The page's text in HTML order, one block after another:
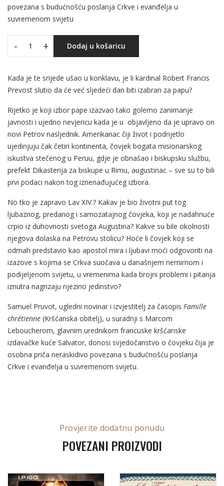
povezana s budućnošću poslanja Crkve i evanđelja u
suvremenom svijetu
- + Dodaj u košaricu
Kada je te srijede ušao u konklavu, je li kardinal Robert Francis
Prevost slutio da će već sljedeći dan biti izabran za papu?
Rijetko je koji izbor pape izazvao tako golemo zanimanje
javnosti i ujedno nevjericu kada je u objavljeno da je upravo on
novi Petrov nasljednik. Amerikanac čiji život i podrijetlo
ujedinjuju čak četiri kontinenta, čovjek bogata misionarskog
iskustva stečenog u Peruu, gdje je obnašao i biskupsku službu,
prefekt Dikasterija za biskupe u Rimu, augustinac – sve su to bili
prvi podaci nakon tog iznenađujućeg izbora.
No tko je zapravo Lav XIV.? Kakav je bio životni put tog
ljubaznog, predanog i samozatajnog čovjeka, koji je nadahnuće
crpio iz duhovnosti svetoga Augustina? Kakve su bile okolnosti
njegova dolaska na Petrovu stolicu? Hoće li čovjek koji se
odmah predstavio kao apostol mira i ljubavi moći odgovoriti na
izazove s kojima se Crkva suočava u današnjem nemirnom i
podijeljenom svijetu, u vremenima kada brojni problemi i pitanja
iznutra nagrizaju njezino jedinstvo?
Samuel Pruvot, ugledni novinar i izvjestitelj za časopis Famille
chrétienne (Kršćanska obitelj), u suradnji s Marcom
Leboucherom, glavnim urednikom francuske kršćanske
izdavačke kuće Salvator, donosi svjedočanstvo o čovjeku čija je
osobna priča neraskidivo povezana s budućnošću poslanja
Crkve i evanđelja u suvremenom svijetu.
Provjerite dodatnu ponudu
POVEZANI PROIZVODI